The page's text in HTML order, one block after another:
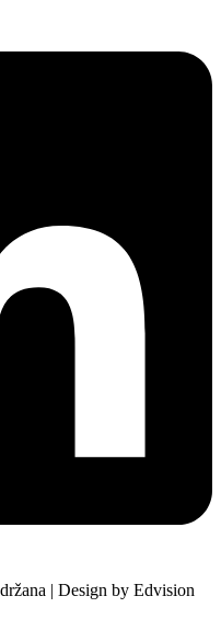
| Design by Edvision